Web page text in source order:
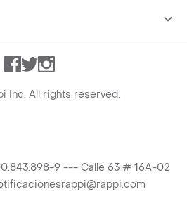
Facebook
TwitterInstagram
Inc. All rights reserved.
9 --- Calle 63 # 16A-02